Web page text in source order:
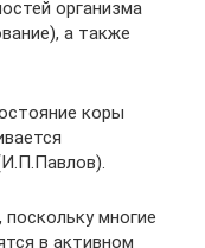
организма
а также
коры
многие
в активном